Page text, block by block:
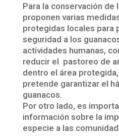
Para la conservación de
proponen varias
protegidas locales para
seguridad a los
actividades humanas,
reducir el pastoreo de
dentro el área
pretende garantizar el
guanacos.
Por otro lado, es
información sobre la
especie a las